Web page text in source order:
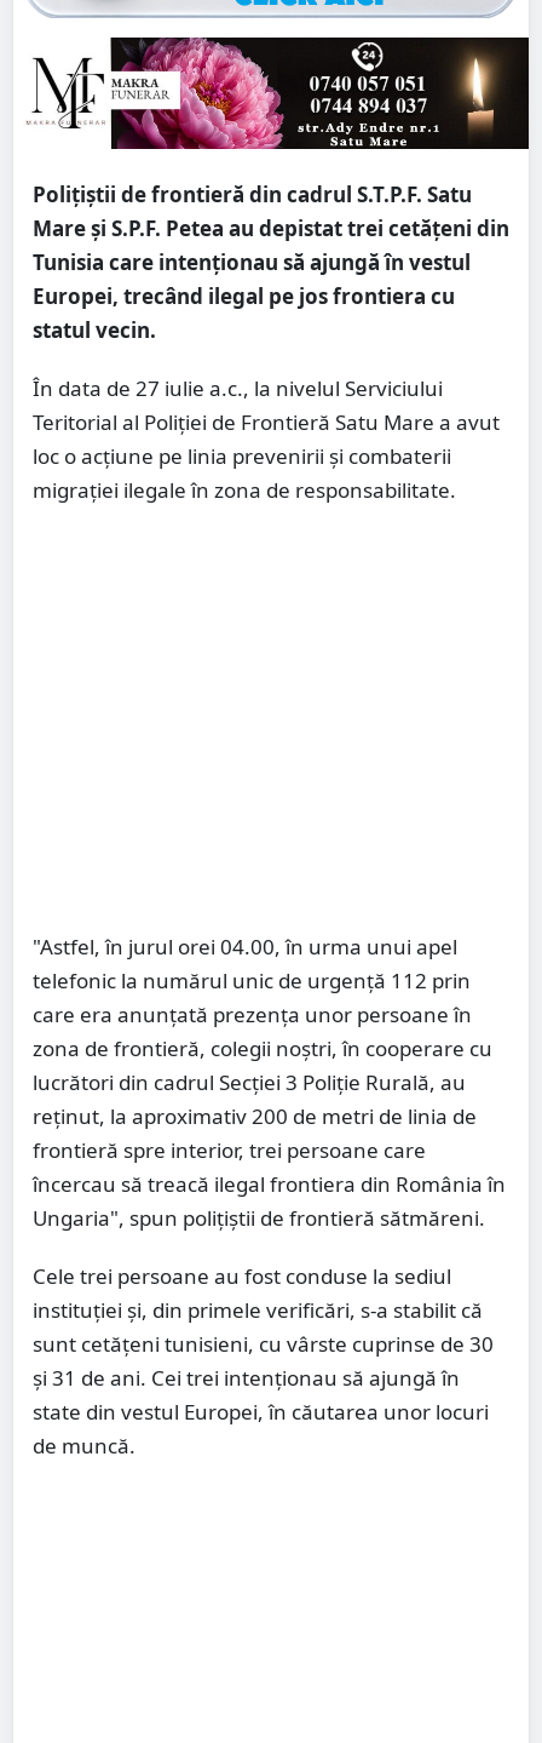
Polițiștii de frontieră din cadrul S.T.P.F. Satu
Mare și S.P.F. Petea au depistat trei cetățeni din
Tunisia care intenţionau să ajungă în vestul
Europei, trecând ilegal pe jos frontiera cu
statul vecin.
În data de 27 iulie a.c., la nivelul Serviciului
Teritorial al Poliției de Frontieră Satu Mare a avut
loc o acţiune pe linia prevenirii şi combaterii
migraţiei ilegale în zona de responsabilitate.
"Astfel, în jurul orei 04.00, în urma unui apel
telefonic la numărul unic de urgenţă 112 prin
care era anunţată prezenţa unor persoane în
zona de frontieră, colegii noştri, în cooperare cu
lucrători din cadrul Secţiei 3 Poliţie Rurală, au
reţinut, la aproximativ 200 de metri de linia de
frontieră spre interior, trei persoane care
încercau să treacă ilegal frontiera din România în
Ungaria", spun polițiștii de frontieră sătmăreni.
Cele trei persoane au fost conduse la sediul
instituţiei şi, din primele verificări, s-a stabilit că
sunt cetăţeni tunisieni, cu vârste cuprinse de 30
şi 31 de ani. Cei trei intenţionau să ajungă în
state din vestul Europei, în căutarea unor locuri
de muncă.